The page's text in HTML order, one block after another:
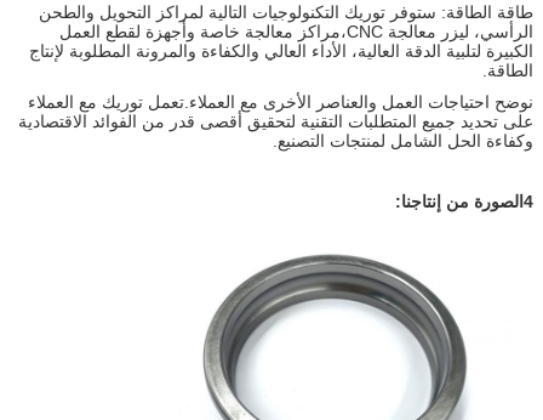
طاقة الطاقة: ستوفر توريك التكنولوجيات التالية لمراكز التحويل والطحن
الرأسي، ليزر معالجة CNC،مراكز معالجة خاصة وأجهزة لقطع العمل
الكبيرة لتلبية الدقة العالية، الأداء العالي والكفاءة والمرونة المطلوبة لإنتاج
الطاقة.
نوضح احتياجات العمل والعناصر الأخرى مع العملاء.تعمل توريك مع العملاء
على تحديد جميع المتطلبات التقنية لتحقيق أقصى قدر من الفوائد الاقتصادية
وكفاءة الحل الشامل لمنتجات التصنيع.
4الصورة من إنتاجنا: